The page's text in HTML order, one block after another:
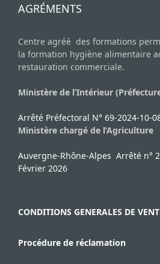
AGRÉMENTS
Centre agréé des formations
la formation hygiène alimentaire
restauration commerciale.
Ministère de l’Intérieur
Arrêté Préfectoral N° 69-2024-10-
Ministère chargé de l’Agriculture
Auvergne-Rhône-Alpes Arrêté n°
Février 2026
CONDITIONS GENERALES DE
Procédure de réclamation